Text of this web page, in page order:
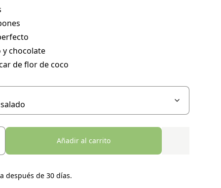
y chocolate
de flor de coco
Añadir al carrito
después de 30 días.